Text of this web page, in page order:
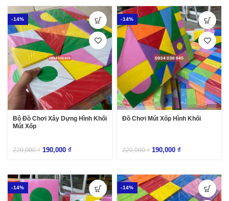
-14%
Bộ Đồ Chơi Xây Dựng Hình Khối
Mút Xốp
220,000₫ 190,000 ₫
-14%
Đồ Chơi Mút Xốp Hình Khối
220,000₫ 190,000 ₫
-14% -14%